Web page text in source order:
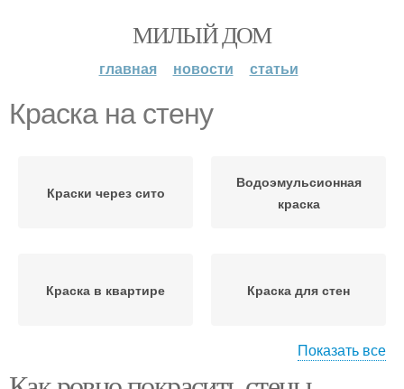
МИЛЫЙ ДОМ
главная новости статьи
Краска на стену
Краски через сито
Водоэмульсионная
краска
Краска в квартире Краска для стен
Показать все